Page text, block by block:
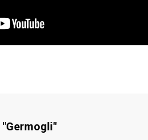
"Germogli"